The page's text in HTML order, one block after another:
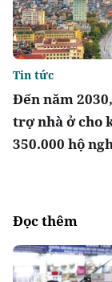
Đến năm
trợ nhà ở cho
350.000 hộ
Tin tức
Đọc thêm